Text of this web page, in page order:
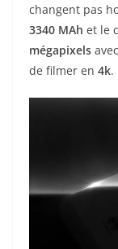
changent pas
3340 MAh et le
mégapixels
de filmer en 4k.